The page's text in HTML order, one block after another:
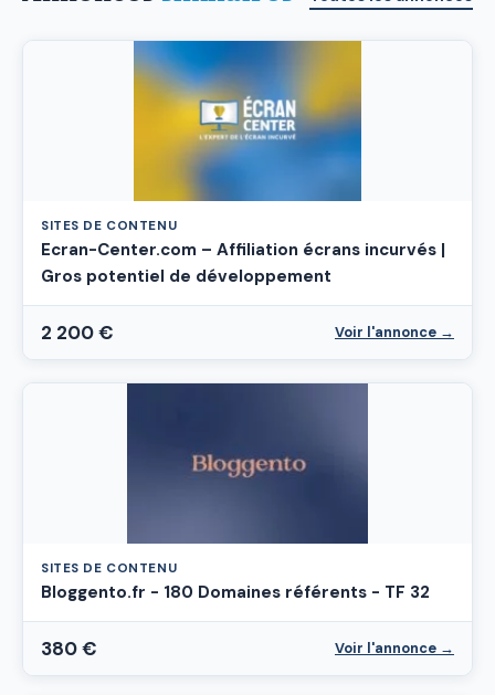
SITES DE CONTENU
Ecran-Center.com – Affiliation écrans incurvés |
Gros potentiel de développement
2 200 € Voir l'annonce →
SITES DE CONTENU
Bloggento.fr - 180 Domaines référents - TF 32
380 € Voir l'annonce →